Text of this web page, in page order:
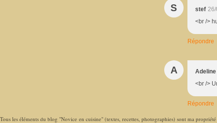
S stef
<br />
Répondre
A
Adeline
<br />
Répondre
Tous les éléments du blog "Novice en cuisine" (textes, recettes, photographies) sont ma